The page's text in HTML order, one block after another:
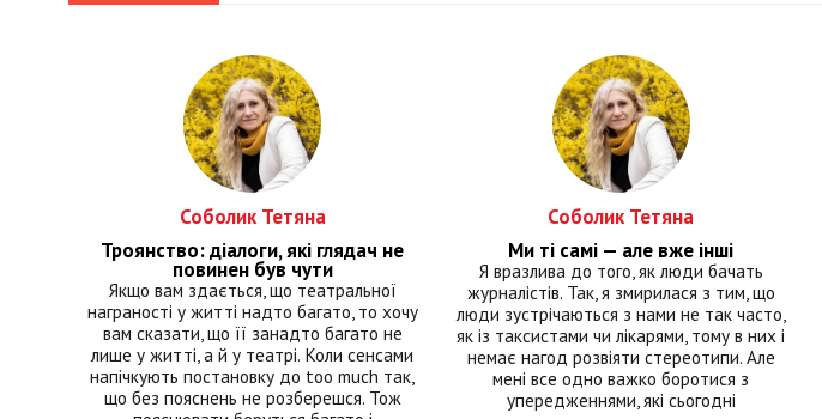
Соболик Тетяна
Троянство: діалоги, які глядач не
повинен був чути
Якщо вам здається, що театральної
награності у житті надто багато, то хочу
вам сказати, що її занадто багато не
лише у житті, а й у театрі. Коли сенсами
напічкують постановку до too much так,
що без пояснень не розберешся. Тож
Соболик Тетяна
Ми ті самі — але вже інші
Я вразлива до того, як люди бачать
журналістів. Так, я змирилася з тим, що
люди зустрічаються з нами не так часто,
як із таксистами чи лікарями, тому в них і
немає нагод розвіяти стереотипи. Але
мені все одно важко боротися з
упередженнями, які сьогодні